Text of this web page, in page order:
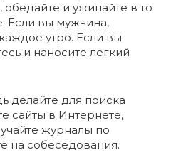
обедайте и ужинайте в то
Если вы мужчина,
утро. Если вы
и наносите легкий
делайте для поиска
сайты в Интернете,
журналы по
на собеседования.